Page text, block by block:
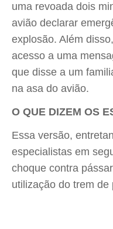
uma revoada dois
avião declarar
explosão. Além
acesso a uma
que disse a um
na asa do avião.
O QUE DIZEM OS
Essa versão,
especialistas em
choque contra
utilização do trem de